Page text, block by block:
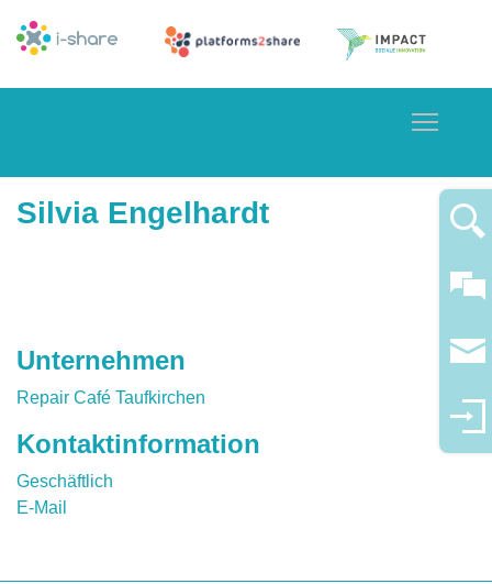
Silvia Engelhardt
Unternehmen
Repair Café Taufkirchen
Kontaktinformation
Geschäftlich
E-Mail